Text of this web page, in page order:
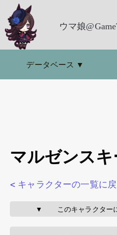
ウマ娘
データベース ▼
マルゼンス
< キャラクターの一覧に
▼       このキャラクター